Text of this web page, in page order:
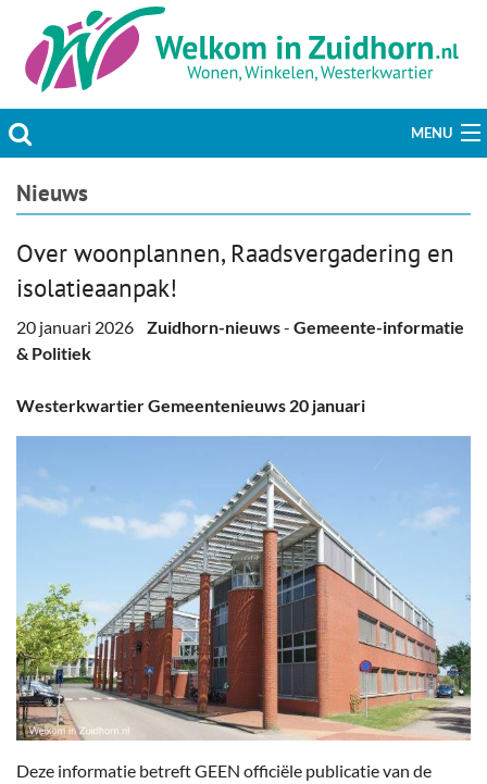
MENU
Actueel
Welzijn & Maatschappij
Bedrijven
Nieuws
Over woonplannen, Raadsvergadering en
isolatieaanpak!
20 januari 2026 Zuidhorn-nieuws- Gemeente-informatie
& Politiek
Westerkwartier Gemeentenieuws 20 januari
Deze informatie betreft GEEN officiële publicatie van de